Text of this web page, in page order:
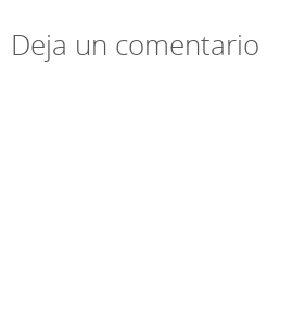
Deja un comentario